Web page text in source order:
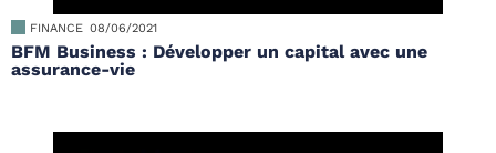
FINANCE 08/06/2021
BFM Business : Développer un capital avec une
assurance-vie